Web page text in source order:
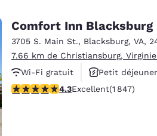
Comfort Inn
3705 S. Main St., Blacksburg, VA,
7.66 km de Christiansburg,
Wi-Fi gratuit
Petit
Animaux acceptés
4.25 étoiles. Excellent. 1847
4.3Excellent(1 847)